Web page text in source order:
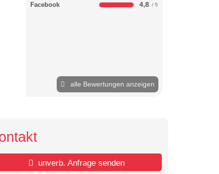
Facebook 4,8
alle Bewertungen anzeigen
unverb. Anfrage senden